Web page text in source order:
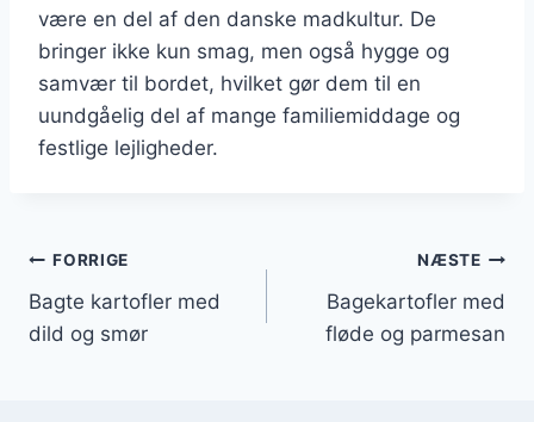
være en del af den danske madkultur. De
bringer ikke kun smag, men også hygge og
samvær til bordet, hvilket gør dem til en
uundgåelig del af mange familiemiddage og
festlige lejligheder.
Indlægsnavigation
FORRIGE
Bagte kartofler med
dild og smør
NÆSTE
Bagekartofler med
fløde og parmesan